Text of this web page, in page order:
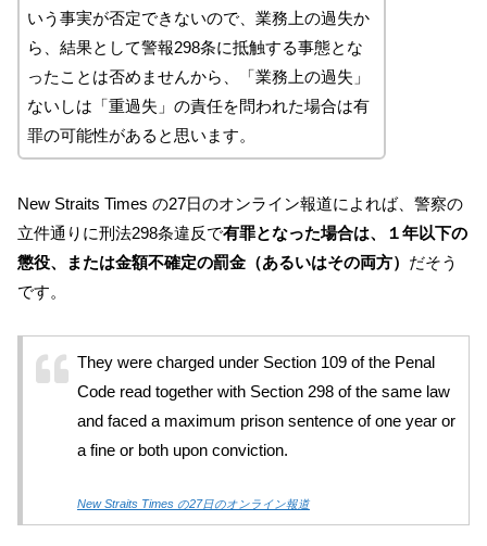
いう事実が否定できないので、業務上の過失か
ら、結果として警報298条に抵触する事態とな
ったことは否めませんから、「業務上の過失」
ないしは「重過失」の責任を問われた場合は有
罪の可能性があると思います。
New Straits Times の27日のオンライン報道によれば、警察の
立件通りに刑法298条違反で有罪となった場合は、１年以下の
懲役、または金額不確定の罰金（あるいはその両方） だそう
です。
They were charged under Section 109 of the Penal
Code read together with Section 298 of the same law
and faced a maximum prison sentence of one year or
a fine or both upon conviction.
New Straits Times の27日のオンライン報道